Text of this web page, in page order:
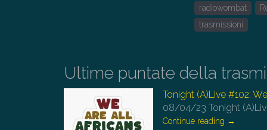
radiowombat
trasmissioni
Ultime puntate della
Tonight (A)Live #102:
08/04/23 Tonight
Continue reading →